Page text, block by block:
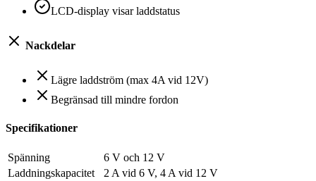
LCD-display visar laddstatus
Nackdelar
Lägre laddström (max 4A vid 12V)
Begränsad till mindre fordon
Specifikationer
Spänning
6 V och 12 V
Laddningskapacitet
2 A vid 6 V, 4 A vid 12 V